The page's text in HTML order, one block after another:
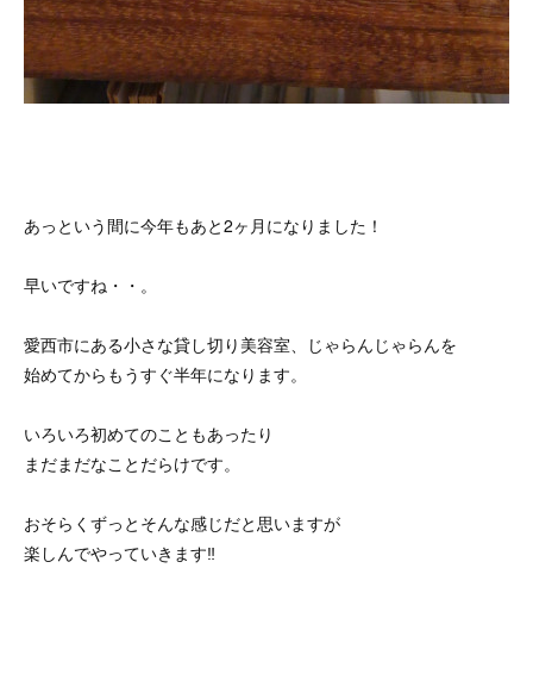
あっという間に今年もあと2ヶ月になりました！
早いですね・・。
愛西市にある小さな貸し切り美容室、じゃらんじゃらんを
始めてからもうすぐ半年になります。
いろいろ初めてのこともあったり
まだまだなことだらけです。
おそらくずっとそんな感じだと思いますが
楽しんでやっていきます‼